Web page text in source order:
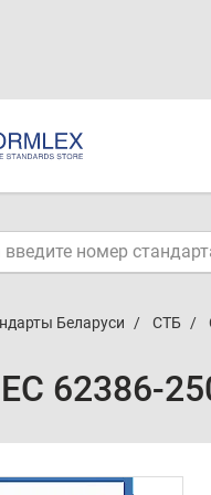
Беларуси СТБ
62386-